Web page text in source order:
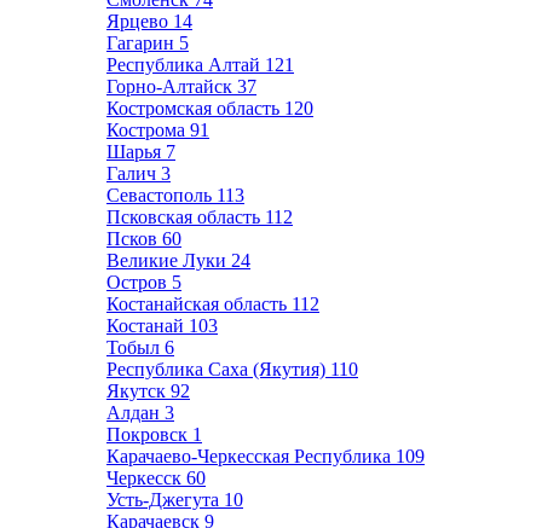
Ярцево 14
Гагарин 5
Республика Алтай 121
Горно-Алтайск 37
Костромская область 120
Кострома 91
Шарья 7
Галич 3
Севастополь 113
Псковская область 112
Псков 60
Великие Луки 24
Остров 5
Костанайская область 112
Костанай 103
Тобыл 6
Республика Саха (Якутия) 110
Якутск 92
Алдан 3
Покровск 1
Карачаево-Черкесская Республика 109
Черкесск 60
Усть-Джегута 10
Карачаевск 9